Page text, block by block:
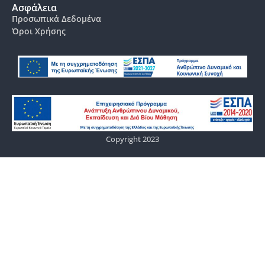
Ασφάλεια
Προσωπικά Δεδομένα
Όροι Χρήσης
Copyright 2023